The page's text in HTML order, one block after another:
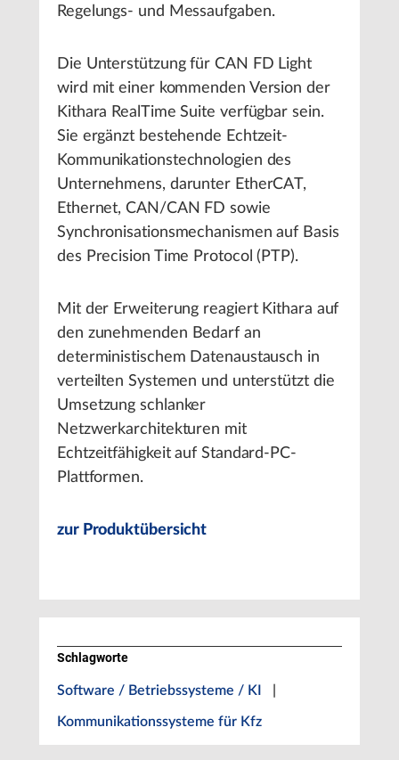
Regelungs- und Messaufgaben.
Die Unterstützung für CAN FD Light
wird mit einer kommenden Version der
Kithara RealTime Suite verfügbar sein.
Sie ergänzt bestehende Echtzeit-
Kommunikationstechnologien des
Unternehmens, darunter EtherCAT,
Ethernet, CAN/CAN FD sowie
Synchronisationsmechanismen auf Basis
des Precision Time Protocol (PTP).
Mit der Erweiterung reagiert Kithara auf
den zunehmenden Bedarf an
deterministischem Datenaustausch in
verteilten Systemen und unterstützt die
Umsetzung schlanker
Netzwerkarchitekturen mit
Echtzeitfähigkeit auf Standard-PC-
Plattformen.
zur Produktübersicht
Schlagworte
Software / Betriebssysteme / KI
Kommunikationssysteme für Kfz